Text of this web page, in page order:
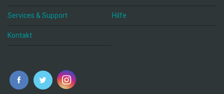
Services & Support Hilfe
Kontakt